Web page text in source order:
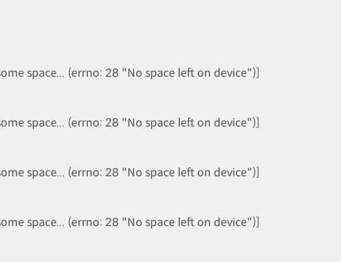
space... (errno: 28 "No space left on device")]
space... (errno: 28 "No space left on device")]
space... (errno: 28 "No space left on device")]
space... (errno: 28 "No space left on device")]